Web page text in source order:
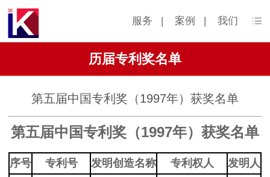
服务 | 案例 | 我们
历届专利奖名单
第五届中国专利奖（1997年）获奖名单
第五届中国专利奖（1997年）获奖名单
序号 专利号 发明创造名称 专利权人 发明人